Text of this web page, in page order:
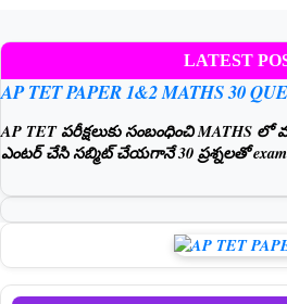
LATEST
AP TET PAPER 1&2 MATHS 30
AP TET పరీక్షలుకు సంబంధించి MATHS
ఎంటర్ చేసి సబ్మిట్ చేయగానే 30 ప్రశ్నలతో exam